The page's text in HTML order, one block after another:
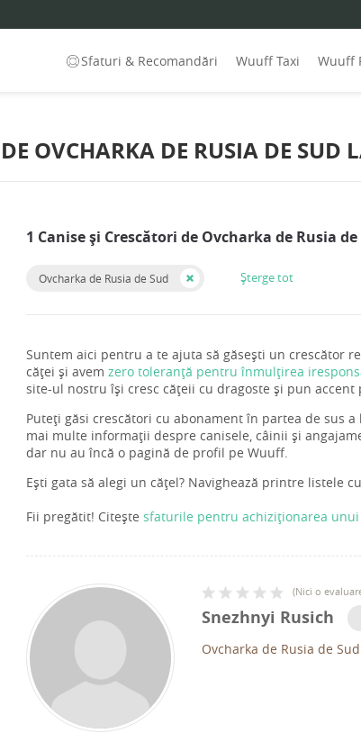
Sfaturi & Recomandări Wuuff Taxi Wuuff
DE OVCHARKA DE RUSIA DE
1 Canise și Crescători de Ovcharka de Rusia de
Ovcharka de Rusia de Sud Șterge tot
Suntem aici pentru a te ajuta să găsești un crescător
căței și avem zero toleranță pentru înmulțirea
site-ul nostru își cresc cățeii cu dragoste și pun
Puteți găsi crescători cu abonament în partea de sus
mai multe informații despre canisele, câinii și
dar nu au încă o pagină de profil pe Wuuff.
Ești gata să alegi un cățel? Navighează printre listele cu
Fii pregătit! Citește sfaturile pentru achiziționarea unui
(Nici o
Snezhnyi Rusich
Ovcharka de Rusia de Sud